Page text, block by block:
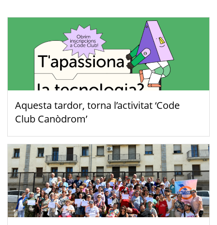
Aquesta tardor, torna l’activitat ‘Code
Club Canòdrom’